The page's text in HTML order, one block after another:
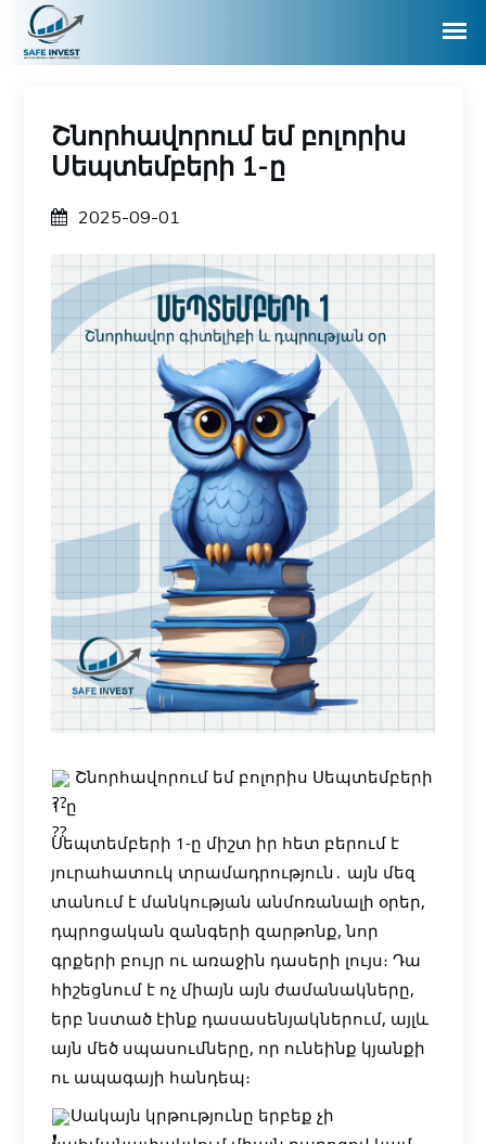
Շնորհավորում եմ բոլորիս
Սեպտեմբերի 1-ը
2025-09-01
Շնորհավորում եմ բոլորիս Սեպտեմբերի
1-ը
Սեպտեմբերի 1-ը միշտ իր հետ բերում է
յուրահատուկ տրամադրություն․ այն մեզ
տանում է մանկության անմոռանալի օրեր,
դպրոցական զանգերի զարթոնք, նոր
գրքերի բույր ու առաջին դասերի լույս։ Դա
հիշեցնում է ոչ միայն այն ժամանակները,
երբ նստած էինք դասասենյակներում, այլև
այն մեծ սպասումները, որ ունեինք կյանքի
ու ապագայի հանդեպ։
Սակայն կրթությունը երբեք չի